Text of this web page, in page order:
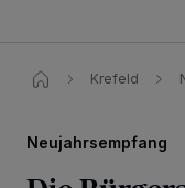
Krefeld
Neujahrsempfang